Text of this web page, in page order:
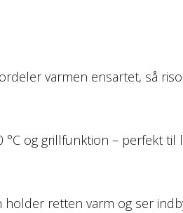
varmen ensartet, så
°C og grillfunktion – perfekt til
holder retten varm og ser